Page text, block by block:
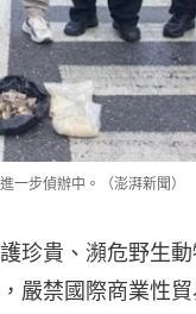
一步偵辦中。（澎湃新聞）
珍貴、瀕危野生
嚴禁國際商業性